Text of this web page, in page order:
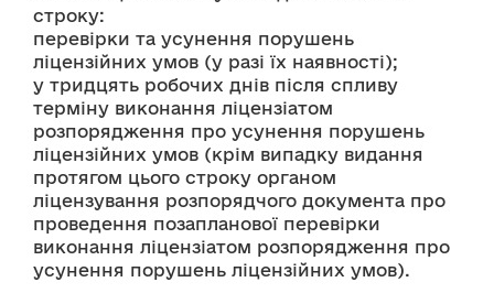
строку:
перевірки та усунення порушень
ліцензійних умов (у разі їх наявності);
у тридцять робочих днів після спливу
терміну виконання ліцензіатом
розпорядження про усунення порушень
ліцензійних умов (крім випадку видання
протягом цього строку органом
ліцензування розпорядчого документа про
проведення позапланової перевірки
виконання ліцензіатом розпорядження про
усунення порушень ліцензійних умов).